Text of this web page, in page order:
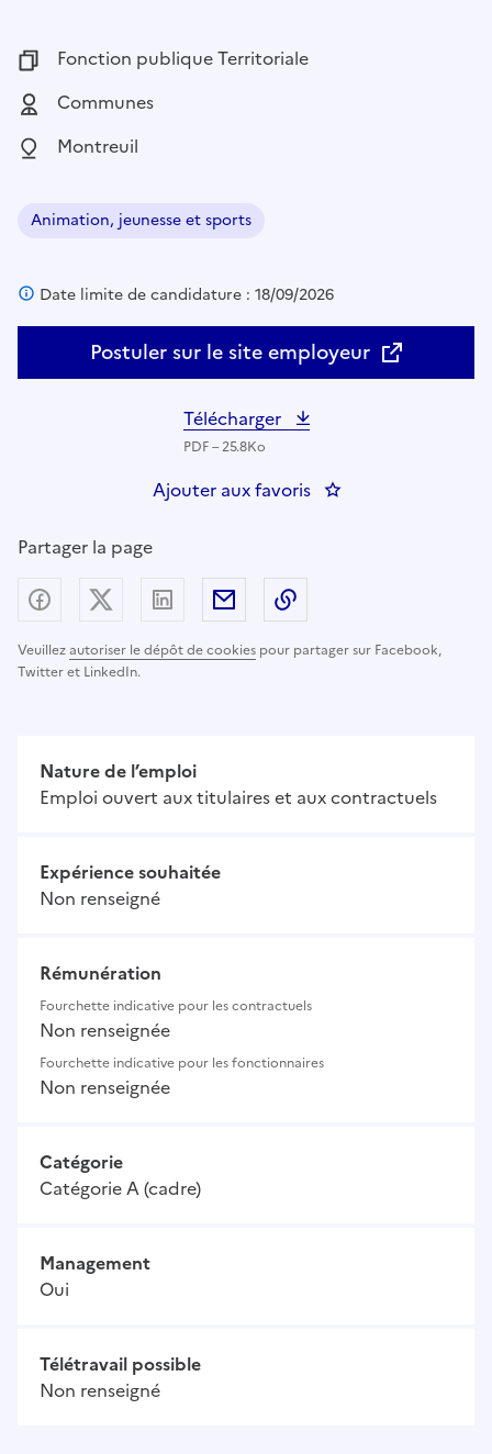
Fonction publique :
Fonction publique Territoriale
Employeur :
Communes
Localisation :
Montreuil
Domaine :
Animation, jeunesse et sports
Postuler sur le site employeur
Date limite de candidature : 18/09/2026
Télécharger
PDF – 25.8Ko
Ajouter aux favoris : Directeur de
Partager la page
Veuillezautoriser le dépôt de cookies pour partager sur Facebook,
Twitter et LinkedIn.
Partager sur Facebook
Partager sur X (anciennement Twitter) -
Partager sur LinkedIn
Partager par email
Nature de l’emploi
Emploi ouvert aux titulaires et aux contractuels
Expérience souhaitée
Non renseigné
Rémunération
Fourchette indicative pour les contractuels
Non renseignée
Fourchette indicative pour les fonctionnaires
Non renseignée
Catégorie
Catégorie A (cadre)
Management
Oui
Télétravail possible
Non renseigné